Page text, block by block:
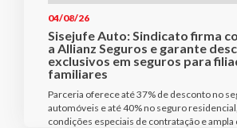
04/08/26
Sisejufe Auto: Sindicato firma
a Allianz Seguros e garante
exclusivos em seguros para
familiares
Parceria oferece até 37% de desconto no
automóveis e até 40% no seguro
condições especiais de contratação e